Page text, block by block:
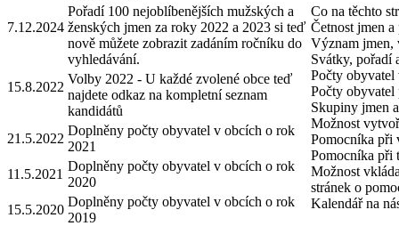
7.12.2024
Pořadí 100 nejoblíbenějších mužských a
ženských jmen za roky 2022 a 2023 si teď
nově můžete zobrazit zadáním ročníku do
vyhledávání.
15.8.2022
Volby 2022 - U každé zvolené obce teď
najdete odkaz na kompletní seznam
kandidátů
21.5.2022
Doplněny počty obyvatel v obcích o rok
2021
11.5.2021
Doplněny počty obyvatel v obcích o rok
2020
15.5.2020
Doplněny počty obyvatel v obcích o rok
2019
Co na těchto
Četnost jmen
Význam jmen,
Svátky, pořadí
Počty obyvatel
Počty obyvatel
Skupiny jmen
Možnost
Pomocníka při
Pomocníka při
Možnost
stránek o
Kalendář na